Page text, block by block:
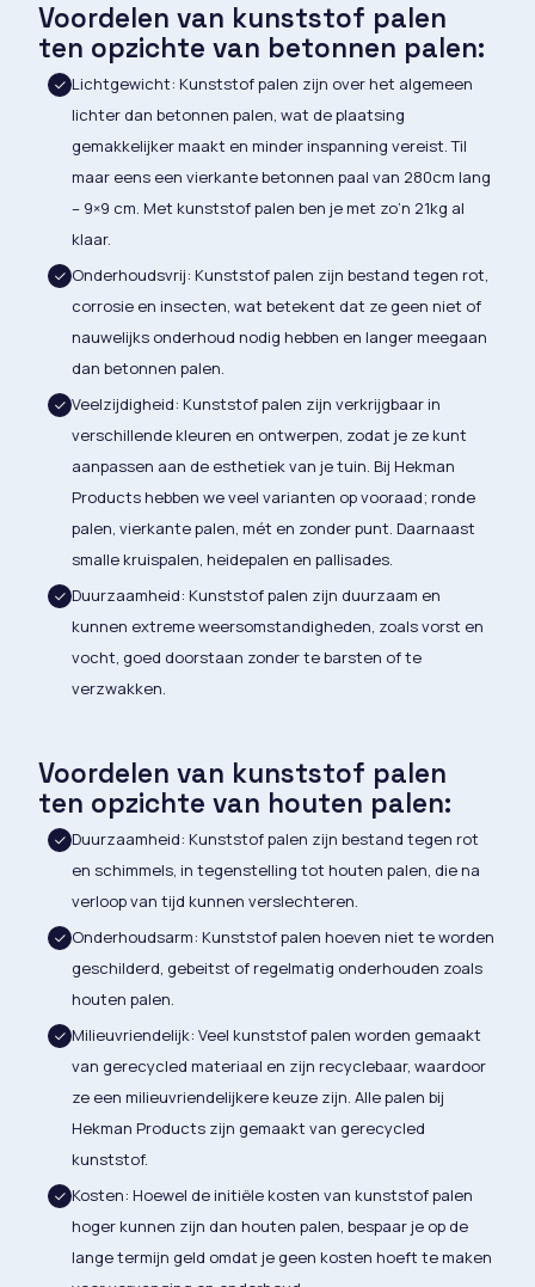
Voordelen van kunststof palen
ten opzichte van betonnen palen:
Lichtgewicht: Kunststof palen zijn over het algemeen
lichter dan betonnen palen, wat de plaatsing
gemakkelijker maakt en minder inspanning vereist. Til
maar eens een vierkante betonnen paal van 280cm lang
– 9×9 cm. Met kunststof palen ben je met zo’n 21kg al
klaar.
Onderhoudsvrij: Kunststof palen zijn bestand tegen rot,
corrosie en insecten, wat betekent dat ze geen niet of
nauwelijks onderhoud nodig hebben en langer meegaan
dan betonnen palen.
Veelzijdigheid: Kunststof palen zijn verkrijgbaar in
verschillende kleuren en ontwerpen, zodat je ze kunt
aanpassen aan de esthetiek van je tuin. Bij Hekman
Products hebben we veel varianten op vooraad; ronde
palen, vierkante palen, mét en zonder punt. Daarnaast
smalle kruispalen, heidepalen en pallisades.
Duurzaamheid: Kunststof palen zijn duurzaam en
kunnen extreme weersomstandigheden, zoals vorst en
vocht, goed doorstaan zonder te barsten of te
verzwakken.
Voordelen van kunststof palen
ten opzichte van houten palen:
Duurzaamheid: Kunststof palen zijn bestand tegen rot
en schimmels, in tegenstelling tot houten palen, die na
verloop van tijd kunnen verslechteren.
Onderhoudsarm: Kunststof palen hoeven niet te worden
geschilderd, gebeitst of regelmatig onderhouden zoals
houten palen.
Milieuvriendelijk: Veel kunststof palen worden gemaakt
van gerecycled materiaal en zijn recyclebaar, waardoor
ze een milieuvriendelijkere keuze zijn. Alle palen bij
Hekman Products zijn gemaakt van gerecycled
kunststof.
Kosten: Hoewel de initiële kosten van kunststof palen
hoger kunnen zijn dan houten palen, bespaar je op de
lange termijn geld omdat je geen kosten hoeft te maken